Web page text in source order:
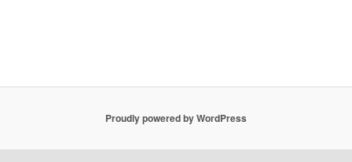
Proudly powered by WordPress